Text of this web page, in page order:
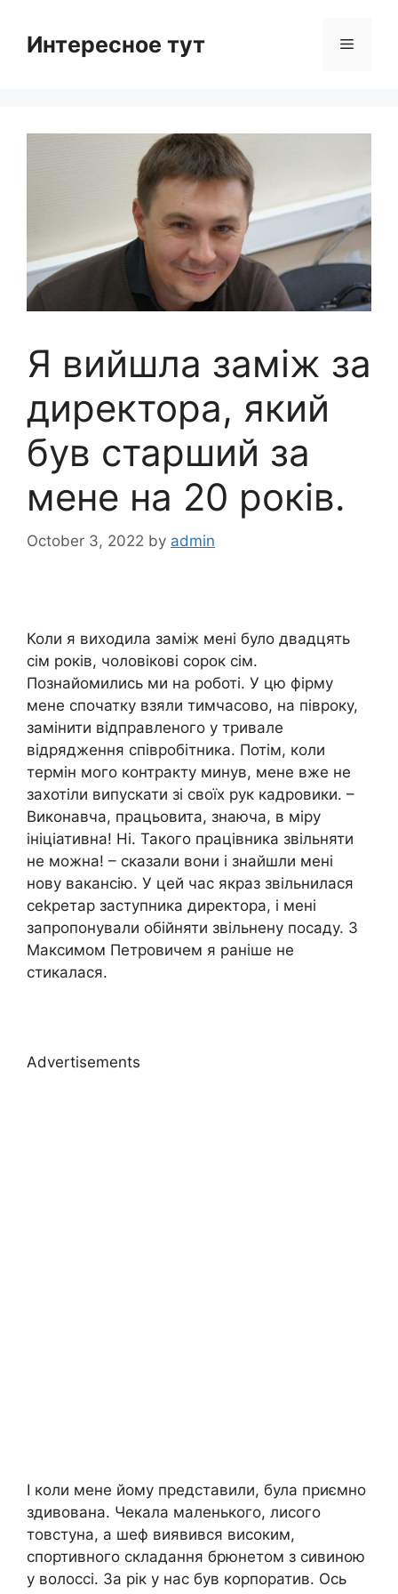
contentИнтересное тут Menu
Я вийшла заміж за
директора, який
був старший за
мене на 20 років.
October 3, 2022 by admin
Коли я виходила заміж мені було двадцять
сім років, чоловікові сорок сім.
Познайомились ми на роботі. У цю фірму
мене спочатку взяли тимчасово, на півроку,
замінити відправленого у тривале
відрядження співробітника. Потім, коли
термін мого контракту минув, мене вже не
захотіли випускати зі своїх рук кадровики. –
Виконавча, працьовита, знаюча, в міру
ініціативна! Ні. Такого працівника звільняти
не можна! – сказали вони і знайшли мені
нову вакансію. У цей час якраз звільнилася
сеkретар заступника директора, і мені
запропонували обійняти звільнену посаду. З
Максимом Петровичем я раніше не
стикалася.
Advertisements
І коли мене йому представили, була приємно
здивована. Чекала маленького, лисого
товстуна, а шеф виявився високим,
спортивного складання брюнетом з сивиною
у волоссі. За рік у нас був корпоратив. Ось